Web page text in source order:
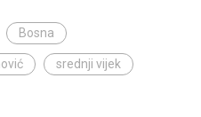
Bosna
srednji vijek